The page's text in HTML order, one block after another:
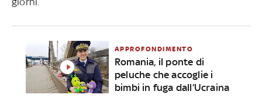
APPROFONDIMENTO
Romania, il ponte di
peluche che accoglie i
bimbi in fuga dall’Ucraina